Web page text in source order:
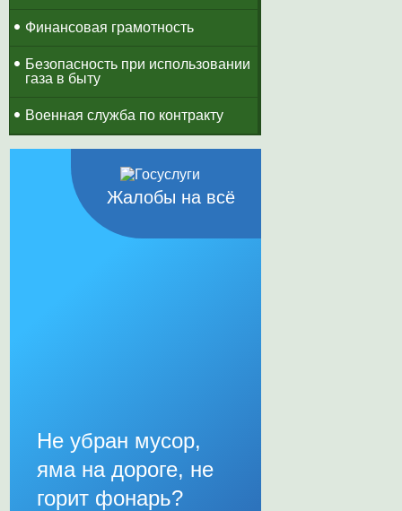
Финансовая грамотность
Безопасность при использовании
газа в быту
Военная служба по контракту
Жалобы на всё
Не убран мусор,
яма на дороге, не
горит фонарь?